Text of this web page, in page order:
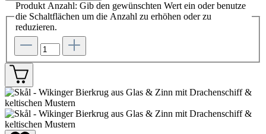
Produkt Anzahl: Gib den gewünschten Wert ein oder benutze
die Schaltflächen um die Anzahl zu erhöhen oder zu
reduzieren.